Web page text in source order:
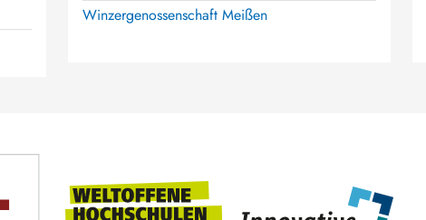
Winzergenossenschaft Meißen